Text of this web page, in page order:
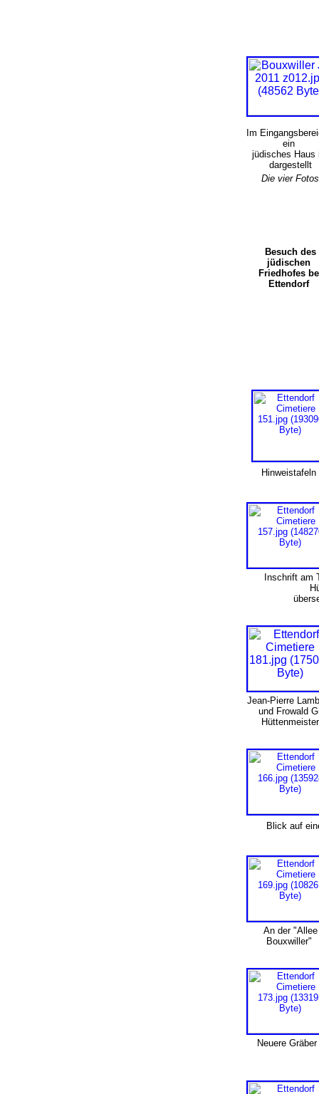
Im
ein
jüdisches Haus
dargestellt
Die vier
Besuch des
jüdischen
Friedhofes
Ettendorf
Hinweistafeln
Inschrift am
Jean-Pierre
und Frowald
Hüttenmeister
Blick auf
An der "Allee
Bouxwiller"
Neuere